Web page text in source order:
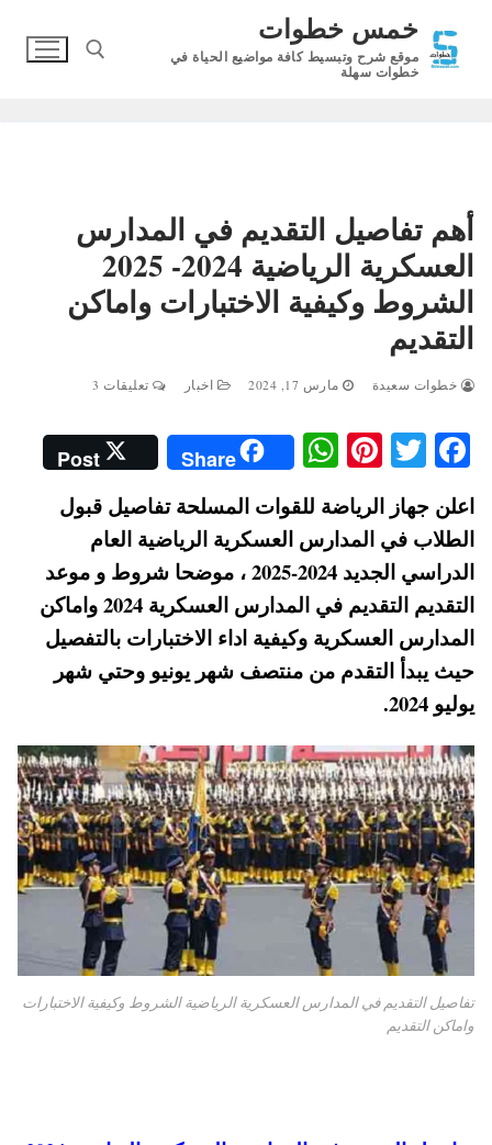
المحتوى
خمس خطوات
موقع شرح وتبسيط كافة مواضيع الحياة في
خطوات سهلة
أهم تفاصيل التقديم في المدارس
العسكرية الرياضية 2024- 2025
الشروط وكيفية الاختبارات واماكن
التقديم
خطوات سعيدة مارس 17, 2024 اخبار تعليقات 3
Fa
ce
bo
ok
T
wi
tte
r
Pi
er
es
t
W
ha
ts
A
pp
Share
Post
اعلن جهاز الرياضة للقوات المسلحة تفاصيل قبول
الطلاب في المدارس العسكرية الرياضية العام
الدراسي الجديد 2024-2025 ، موضحا شروط و موعد
التقديم التقديم في المدارس العسكرية 2024 واماكن
المدارس العسكرية وكيفية اداء الاختبارات بالتفصيل
حيث يبدأ التقدم من منتصف شهر يونيو وحتي شهر
يوليو 2024.
تفاصيل التقديم في المدارس العسكرية الرياضية الشروط وكيفية الاختبارات
واماكن التقديم